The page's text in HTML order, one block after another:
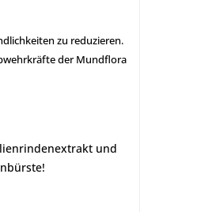
zu reduzieren.
der Mundflora
und